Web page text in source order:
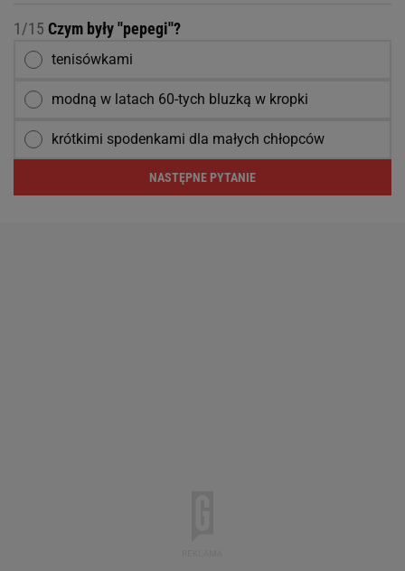
1/15 Czym były ''pepegi''?
tenisówkami
modną w latach 60-tych bluzką w kropki
krótkimi spodenkami dla małych chłopców
NASTĘPNE PYTANIE